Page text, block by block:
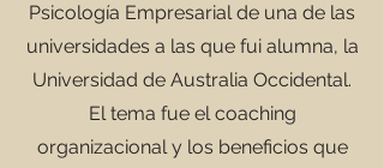
Psicología Empresarial de una de las
universidades a las que fui alumna, la
Universidad de Australia Occidental.
El tema fueel coaching
organizacional y los beneficios que